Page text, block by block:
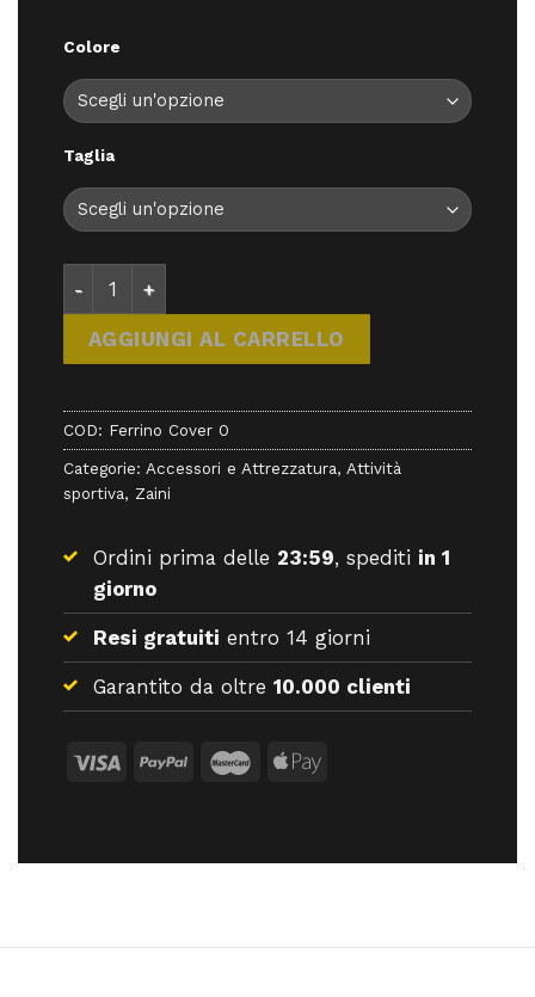
22,90 €.20,61 €.
Colore
Taglia
Ferrino Cover 0 - Zaini - Ferrino quantità
AGGIUNGI AL CARRELLO
COD: Ferrino Cover 0
Categorie: Accessori e Attrezzatura, Attività
sportiva, Zaini
Ordini prima delle 23:59, spediti in 1
giorno
Resi gratuiti entro 14 giorni
Garantito da oltre 10.000 clienti